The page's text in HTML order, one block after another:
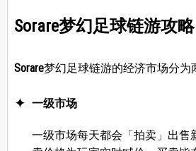
Sorare梦幻足球链游攻
Sorare梦幻足球链游的经济市场分为
一级市场
一级市场每天都会「拍卖」出售